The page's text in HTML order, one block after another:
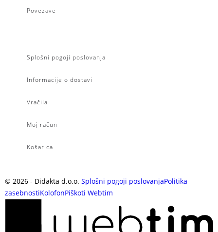
Povezave
Splošni pogoji poslovanja
Informacije o dostavi
Vračila
Moj račun
Košarica
© 2026 - Didakta d.o.o. Splošni pogoji poslovanjaPolitika
zasebnostiKolofonPiškoti Webtim